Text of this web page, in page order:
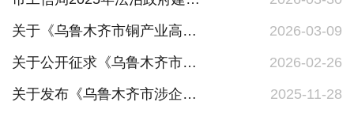
关于《乌鲁木齐市铜产业高质量发展若干措施专项资金管理办法》向社会公开征求意见结果的公示
2026-03-09
关于公开征求《乌鲁木齐市铜产业高质量发展若干措施专项资金管理办法》意见建议的公告
2026-02-26
关于发布《乌鲁木齐市涉企保证金目录清单（2025年版）》的公告
2025-11-28